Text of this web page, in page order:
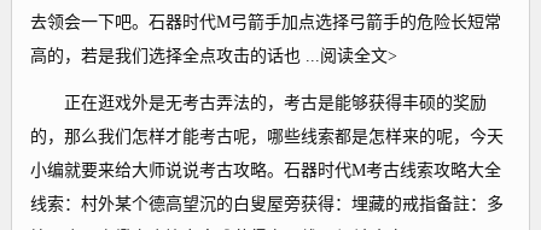
去领会一下吧。石器时代M弓箭手加点选择弓箭手的危险长短常
高的，若是我们选择全点攻击的话也 ...阅读全文>
正在逛戏外是无考古弄法的，考古是能够获得丰硕的奖励
的，那么我们怎样才能考古呢，哪些线索都是怎样来的呢，今天
小编就要来给大师说说考古攻略。石器时代M考古线索攻略大全
线索：村外某个德高望沉的白叟屋旁获得：埋藏的戒指备註：多